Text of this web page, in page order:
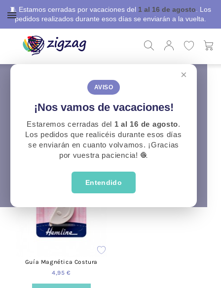
🧵 Estamos cerradas por vacaciones del 1 al 16 de agosto . Los
pedidos realizados durante esos días se enviarán a la vuelta.
×
AVISO
¡Nos vamos de vacaciones!
Estaremos cerradas del 1 al 16 de agosto.
Los pedidos que realicéis durante esos días
se enviarán en cuanto volvamos. ¡Gracias
por vuestra paciencia! 🧶
Entendido
Accesorios Máquinas Coser
Guía Magnética Costura
4,95 €